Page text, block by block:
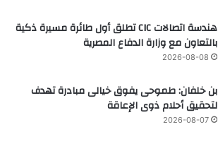
هندسة اتصالات CIC تطلق أول طائرة مسيرة ذكية
بالتعاون مع وزارة الدفاع المصرية
2026-08-08
بن خلفان: طموحى يفوق خيالى مبادرة تهدف
لتحقيق أحلام ذوى الإعاقة
2026-08-07